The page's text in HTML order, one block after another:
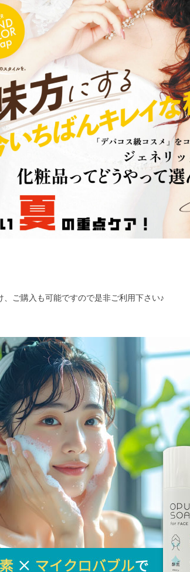
ご購入も可能ですので是非ご利用下さい♪